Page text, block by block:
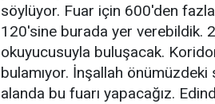
söylüyor. Fuar için 600'den
120'sine burada yer verebildik.
okuyucusuyla buluşacak.
bulamıyor. İnşallah
alanda bu fuarı yapacağız.